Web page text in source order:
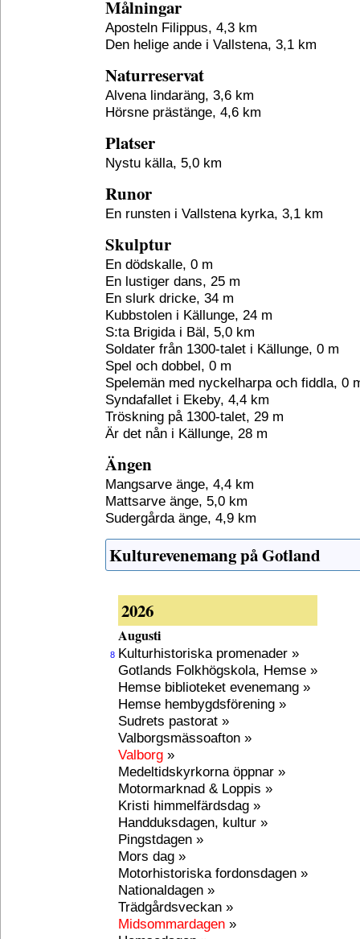
Målningar
Aposteln Filippus, 4,3 km
Den helige ande i Vallstena, 3,1 km
Naturreservat
Alvena lindaräng, 3,6 km
Hörsne prästänge, 4,6 km
Platser
Nystu källa, 5,0 km
Runor
En runsten i Vallstena kyrka, 3,1 km
Skulptur
En dödskalle, 0 m
En lustiger dans, 25 m
En slurk dricke, 34 m
Kubbstolen i Källunge, 24 m
S:ta Brigida i Bäl, 5,0 km
Soldater från 1300-talet i Källunge, 0 m
Spel och dobbel, 0 m
Spelemän med nyckelharpa och fiddla, 0
Syndafallet i Ekeby, 4,4 km
Tröskning på 1300-talet, 29 m
Är det nån i Källunge, 28 m
Ängen
Mangsarve änge, 4,4 km
Mattsarve änge, 5,0 km
Sudergårda änge, 4,9 km
Kulturevenemang på Gotland
2026
Augusti
8 Kulturhistoriska promenader »
Gotlands Folkhögskola, Hemse »
Hemse biblioteket evenemang »
Hemse hembygdsförening »
Sudrets pastorat »
Valborgsmässoafton »
Valborg »
Medeltidskyrkorna öppnar »
Motormarknad & Loppis »
Kristi himmelfärdsdag »
Handduksdagen, kultur »
Pingstdagen »
Mors dag »
Motorhistoriska fordonsdagen »
Nationaldagen »
Trädgårdsveckan »
Midsommardagen »